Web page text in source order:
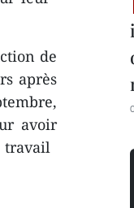
de
après
avoir